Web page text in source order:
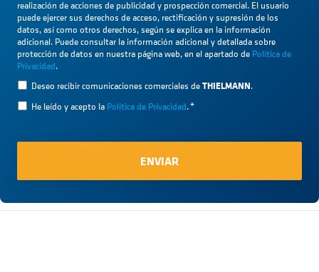
realización de acciones de publicidad y prospección comercial. El usuario
puede ejercer sus derechos de acceso, rectificación y supresión de los
datos, así como otros derechos, según se explica en la información
adicional. Puede consultar la información adicional y detallada sobre
protección de datos en nuestra página web, en el apartado de Política de
Privacidad.
Deseo recibir comunicaciones comerciales deTHIELMANN.
He leído y acepto la Política de Privacidad.*